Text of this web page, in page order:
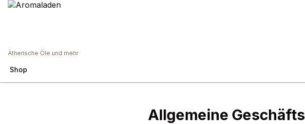
Ätherische Öle und mehr
Shop
Allgemeine